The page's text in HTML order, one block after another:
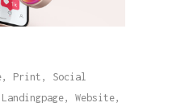
Print, Social
Website,